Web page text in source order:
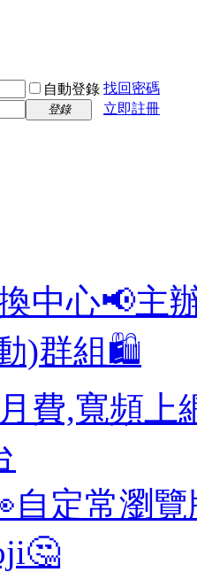
自動登錄 找回密碼
登錄 立即註冊
中心📢主
)群組🛍️
費,寬頻上
自定常瀏